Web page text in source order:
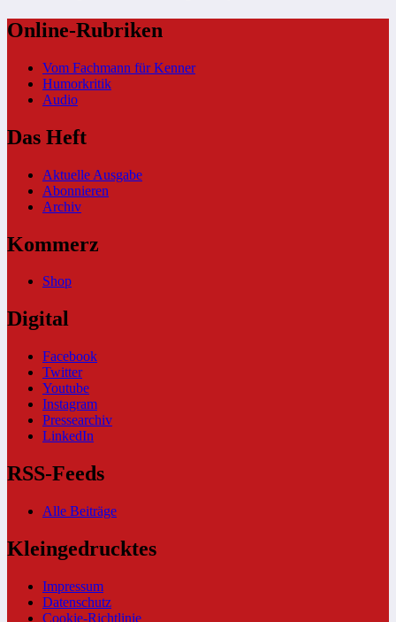
Online-Rubriken
Vom Fachmann für Kenner
Humorkritik
Audio
Das Heft
Aktuelle Ausgabe
Abonnieren
Archiv
Kommerz
Shop
Digital
Facebook
Twitter
Youtube
Instagram
Pressearchiv
LinkedIn
RSS-Feeds
Alle Beiträge
Kleingedrucktes
Impressum
Datenschutz
Cookie-Richtlinie